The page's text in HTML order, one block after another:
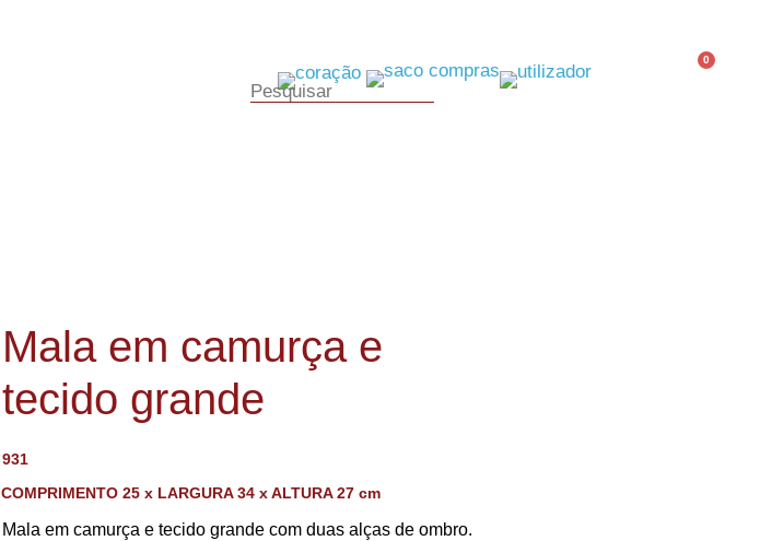
0
Mala em camurça e
tecido grande
931
COMPRIMENTO 25 x LARGURA 34 x ALTURA 27 cm
Mala em camurça e tecido grande com duas alças de ombro.